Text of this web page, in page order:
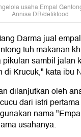
usaha Empal
Annisa DR/detikfood
Darma jual
tuh makanan
pikulan sambil jalan
di Krucuk," kata ibu
dilanjutkan oleh
dari istri
nama
usahanya.